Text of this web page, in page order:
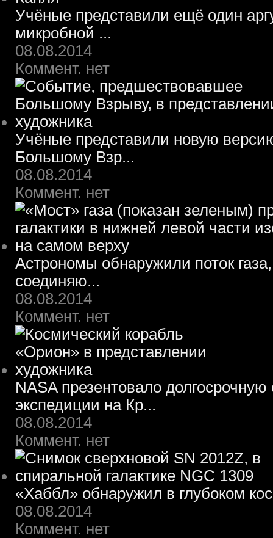
Учёные представили ещё один
микробной ...
08.08.2014
Коммент. нет
Учёные представили новую
Большому Взр...
08.08.2014
Коммент. нет
Астрономы обнаружили поток
соединяю...
08.08.2014
Коммент. нет
NASA презентовало
экспедиции на Кр...
08.08.2014
Коммент. нет
«Хаббл» обнаружил в глубоком
08.08.2014
Коммент. нет